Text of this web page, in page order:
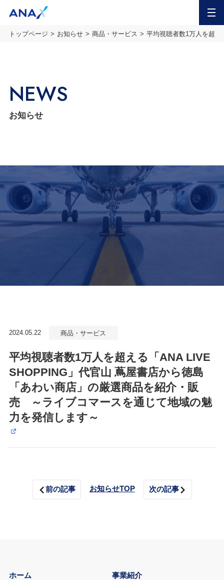
トップページ お知らせ 商品・サービス 平均視聴者数1万人を超
NEWS
お知らせ
2024.05.22 商品・サービス
平均視聴者数1万人を超える「ANA LIVE
SHOPPING」代官山 蔦屋書店から徳島
「あわい商店」の厳選商品を紹介・販
売 ～ライブコマースを通じて地域の魅
力を発信します～
前の記事 お知らせTOP 次の記事
ホーム 事業紹介